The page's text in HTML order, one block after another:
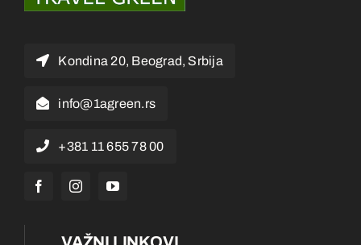
Kondina 20, Beograd, Srbija
info@1agreen.rs
+381 11 655 78 00